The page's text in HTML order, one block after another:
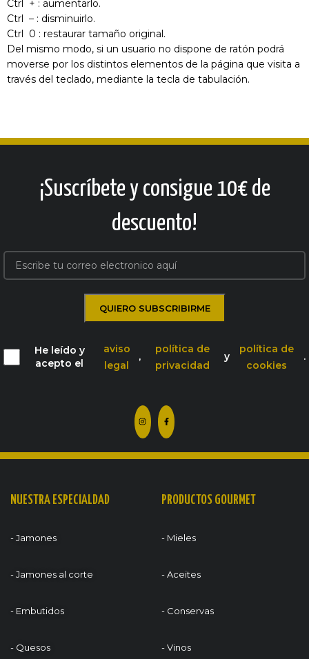
Ctrl + : aumentarlo.
Ctrl – : disminuirlo.
Ctrl 0 : restaurar tamaño original.
Del mismo modo, si un usuario no dispone de ratón podrá
moverse por los distintos elementos de la página que visita a
través del teclado, mediante la tecla de tabulación.
¡Suscríbete y consigue 10€ de
descuento!
He leído y
acepto el
aviso
legal
,
política de
privacidad
y
política de
cookies
.
NUESTRA ESPECIALDAD
- Jamones
- Jamones al corte
- Embutidos
- Quesos
PRODUCTOS GOURMET
- Mieles
- Aceites
- Conservas
- Vinos